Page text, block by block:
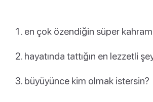
en çok özendiğin süper
hayatında tattığın en lezzetli
büyüyünce kim olmak istersin?